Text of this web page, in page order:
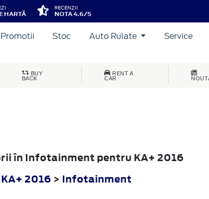
HARTĂ
RECENZII
NOTA 4.6/5
Promotii Stoc Auto Rulate Service
BUY
BACK
RENT A
CAR
în Infotainment pentru KA+ 2016
KA+ 2016 > Infotainment